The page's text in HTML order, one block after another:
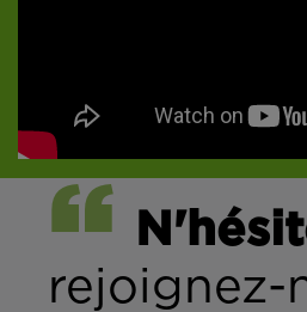
rejoignez-